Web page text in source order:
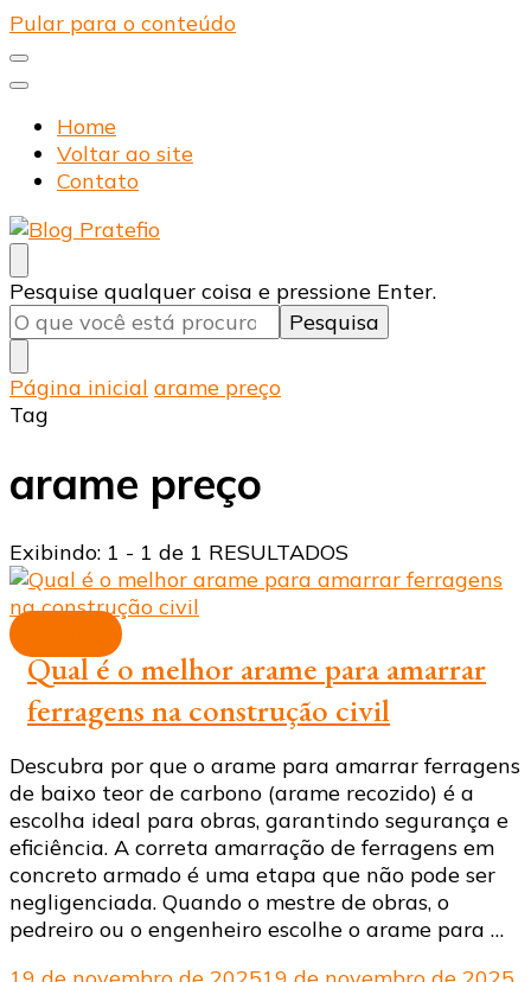
Pular para o conteúdo
Home
Voltar ao site
Contato
Blog Pratefio
Arames e Telas de Qualidade
Procurando
algo?
Pesquise qualquer coisa e pressione Enter.
Página inicial arame preço
Tag
arame preço
Exibindo: 1 - 1 de 1 RESULTADOS
Qual é o melhor arame para amarrar
ferragens na construção civil
Descubra por que o arame para amarrar ferragens
de baixo teor de carbono (arame recozido) é a
escolha ideal para obras, garantindo segurança e
eficiência. A correta amarração de ferragens em
concreto armado é uma etapa que não pode ser
negligenciada. Quando o mestre de obras, o
pedreiro ou o engenheiro escolhe o arame para …